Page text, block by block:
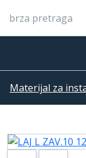
Materijal za